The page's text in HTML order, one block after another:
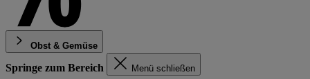
Obst & Gemüse
Springe zum Bereich Menü schließen